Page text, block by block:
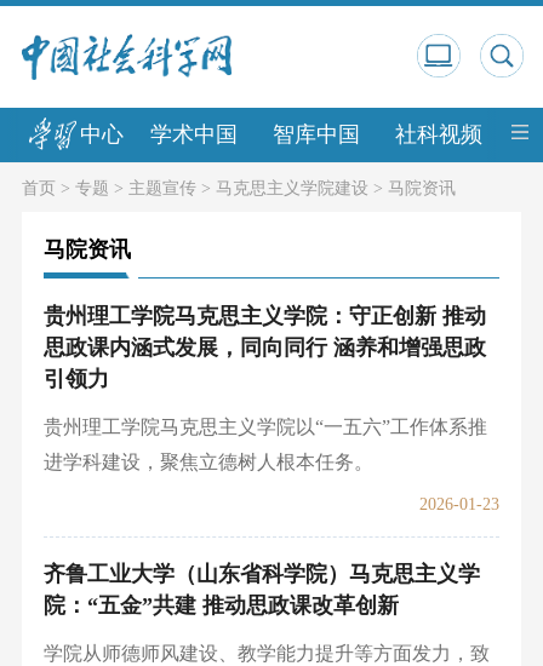
中心 学术中国 智库中国 社科视频 中
首页> 专题 > 主题宣传> 马克思主义学院建设 > 马院资讯
马院资讯
贵州理工学院马克思主义学院：守正创新 推动
思政课内涵式发展，同向同行 涵养和增强思政
引领力
贵州理工学院马克思主义学院以“一五六”工作体系推
进学科建设，聚焦立德树人根本任务。
2026-01-23
齐鲁工业大学（山东省科学院）马克思主义学
院：“五金”共建 推动思政课改革创新
学院从师德师风建设、教学能力提升等方面发力，致